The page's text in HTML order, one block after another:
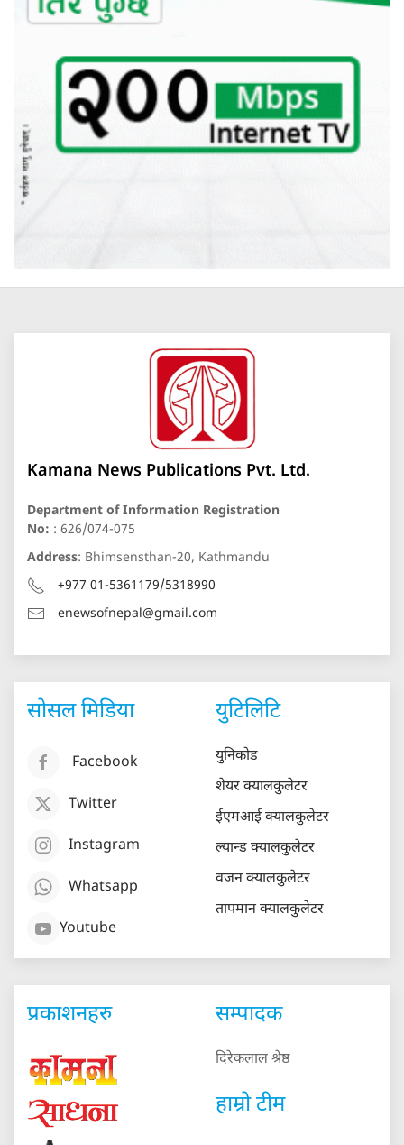
Kamana News Publications Pvt. Ltd.
Department of Information Registration
No: : 626/074-075
Address: Bhimsensthan-20, Kathmandu
+977 01-5361179/5318990
enewsofnepal@gmail.com
सोसल मिडिया
Facebook
Twitter
Instagram
Whatsapp
Youtube
युटिलिटि
युनिकोड
शेयर क्यालकुलेटर
ईएमआई क्यालकुलेटर
ल्यान्ड क्यालकुलेटर
वजन क्यालकुलेटर
तापमान क्यालकुलेटर
प्रकाशनहरु सम्पादक
दिरेकलाल श्रेष्ठ
हाम्रो टीम